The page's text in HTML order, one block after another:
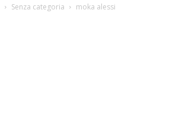
Senza categoria moka alessi